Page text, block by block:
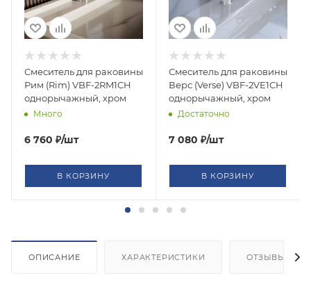
Смеситель для раковины
Рим (Rim) VBF-2RM1CH
однорычажный, хром
Много
6 760 ₽/шт
В КОРЗИНУ
Смеситель для раковины
Верс (Verse) VBF-2VE1CH
однорычажный, хром
Достаточно
7 080 ₽/шт
В КОРЗИНУ
ОПИСАНИЕ ХАРАКТЕРИСТИКИ ОТЗЫВЫ